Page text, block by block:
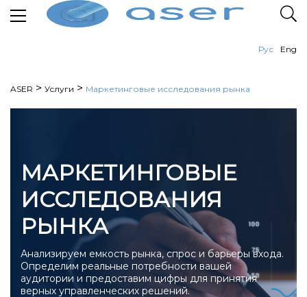
Рус Eng
ASER > Услуги > Маркетинговые исследования рынка
МАРКЕТИНГОВЫЕ
ИССЛЕДОВАНИЯ
РЫНКА
Анализируем емкость рынка, спрос и барьеры входа.
Определим реальные потребности вашей
аудитории и предоставим цифры для принятия
верных управленческих решений.